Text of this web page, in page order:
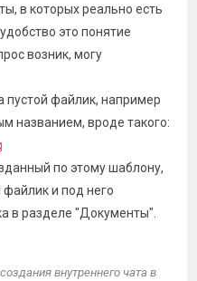
в которых реально есть
это понятие
возник, могу
пустой файлик, например
названием, вроде такого:
по этому шаблону,
и под него
в разделе "Документы".
внутреннего чата в